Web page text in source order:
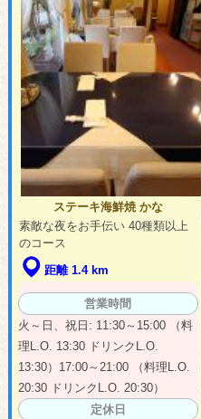
ステーキ海鮮焼 かな
素敵な夜をお手伝い 40種類以上
のコース
距離 1.4 km
営業時間
火～日、祝日: 11:30～15:00 （料
理L.O. 13:30 ドリンクL.O.
13:30）17:00～21:00 （料理L.O.
20:30 ドリンクL.O. 20:30）
定休日